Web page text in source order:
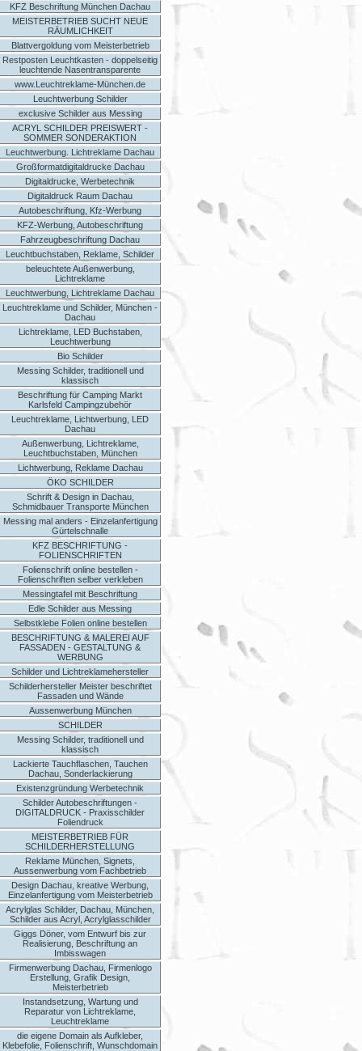
KFZ Beschriftung München Dachau
MEISTERBETRIEB SUCHT NEUE
RÄUMLICHKEIT
Blattvergoldung vom Meisterbetrieb
Restposten Leuchtkasten - doppelseitig
leuchtende Nasentransparente
www.Leuchtreklame-München.de
Leuchtwerbung Schilder
exclusive Schilder aus Messing
ACRYL SCHILDER PREISWERT -
SOMMER SONDERAKTION
Leuchtwerbung. Lichtreklame Dachau
Großformatdigitaldrucke Dachau
Digitaldrucke, Werbetechnik
Digitaldruck Raum Dachau
Autobeschriftung, Kfz-Werbung
KFZ-Werbung, Autobeschriftung
Fahrzeugbeschriftung Dachau
Leuchtbuchstaben, Reklame, Schilder
beleuchtete Außenwerbung,
Lichtreklame
Leuchtwerbung, Lichtreklame Dachau
Leuchtreklame und Schilder, München -
Dachau
Lichtreklame, LED Buchstaben,
Leuchtwerbung
Bio Schilder
Messing Schilder, traditionell und
klassisch
Beschriftung für Camping Markt
Karlsfeld Campingzubehör
Leuchtreklame, Lichtwerbung, LED
Dachau
Außenwerbung, Lichtreklame,
Leuchtbuchstaben, München
Lichtwerbung, Reklame Dachau
ÖKO SCHILDER
Schrift & Design in Dachau,
Schmidbauer Transporte München
Messing mal anders - Einzelanfertigung
Gürtelschnalle
KFZ BESCHRIFTUNG -
FOLIENSCHRIFTEN
Folienschrift online bestellen -
Folienschriften selber verkleben
Messingtafel mit Beschriftung
Edle Schilder aus Messing
Selbstklebe Folien online bestellen
BESCHRIFTUNG & MALEREI AUF
FASSADEN - GESTALTUNG &
WERBUNG
Schilder und Lichtreklamehersteller
Schilderhersteller Meister beschriftet
Fassaden und Wände
Aussenwerbung München
SCHILDER
Messing Schilder, traditionell und
klassisch
Lackierte Tauchflaschen, Tauchen
Dachau, Sonderlackierung
Existenzgründung Werbetechnik
Schilder Autobeschriftungen -
DIGITALDRUCK - Praxisschilder
Foliendruck
MEISTERBETRIEB FÜR
SCHILDERHERSTELLUNG
Reklame München, Signets,
Aussenwerbung vom Fachbetrieb
Design Dachau, kreative Werbung,
Einzelanfertigung vom Meisterbetrieb
Acrylglas Schilder, Dachau, München,
Schilder aus Acryl, Acrylglasschilder
Giggs Döner, vom Entwurf bis zur
Realisierung, Beschriftung an
Imbisswagen
Firmenwerbung Dachau, Firmenlogo
Erstellung, Grafik Design,
Meisterbetrieb
Instandsetzung, Wartung und
Reparatur von Lichtreklame,
Leuchtreklame
die eigene Domain als Aufkleber,
Klebefolie, Folienschrift, Wunschdomain